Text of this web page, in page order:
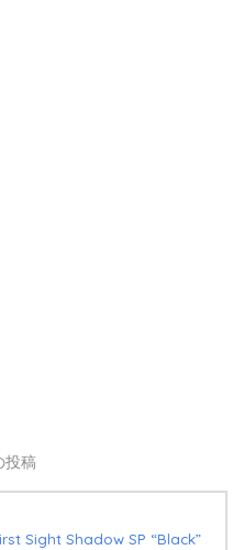
投稿
Sight Shadow SP “Black”